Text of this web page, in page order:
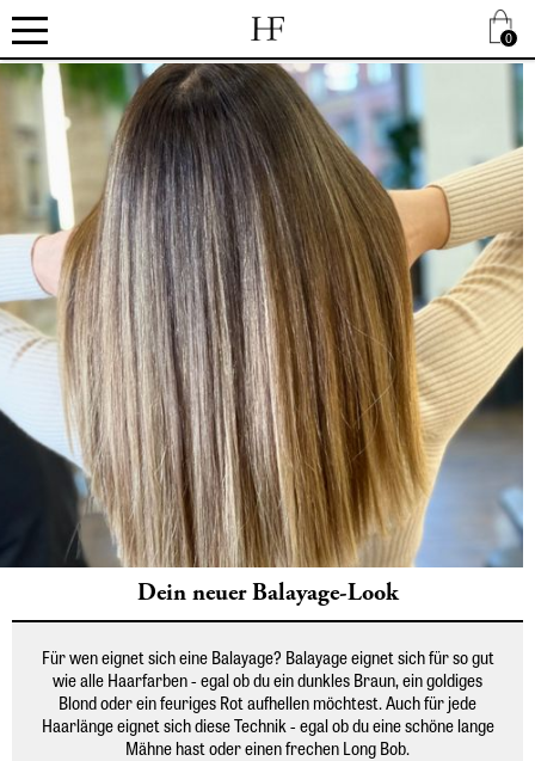
.
.
.
0
Dein neuer Balayage-Look
Für wen eignet sich eine Balayage? Balayage eignet sich für so gut
wie alle Haarfarben - egal ob du ein dunkles Braun, ein goldiges
Blond oder ein feuriges Rot aufhellen möchtest. Auch für jede
Haarlänge eignet sich diese Technik - egal ob du eine schöne lange
Mähne hast oder einen frechen Long Bob.